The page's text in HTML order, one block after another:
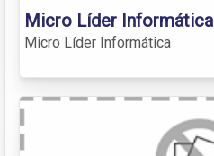
Micro Líder Informática
Micro Líder Informática